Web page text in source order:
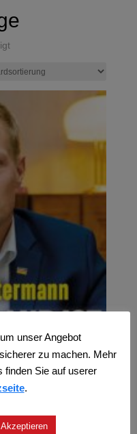
unser Angebot
zu machen. Mehr
finden Sie auf userer
.
Akzeptieren